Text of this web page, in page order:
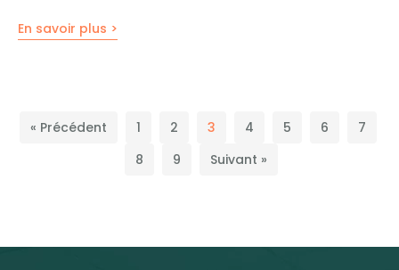
En savoir plus >
« Précédent 1 2 3 4 5 6
7
8
9 Suivant »